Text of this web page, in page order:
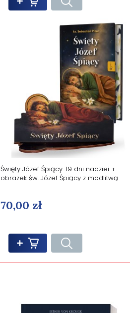
Święty Józef Śpiący. 19 dni nadziei +
obrazek św. Józef Śpiący z modlitwą
70,00 zł